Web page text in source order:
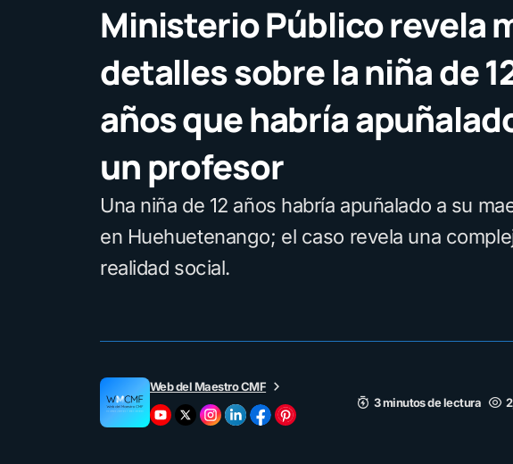
Ministerio Público revela
detalles sobre la niña de
años que habría
un profesor
Una niña de 12 años habría apuñalado a su
en Huehuetenango; el caso revela una
realidad social.
Web del Maestro CMF
3 minutos de lectura